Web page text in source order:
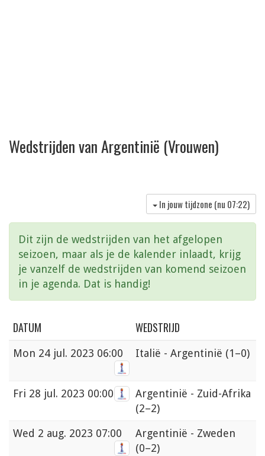
Wedstrijden van Argentinië (Vrouwen)
In jouw tijdzone (nu 07:22)
Dit zijn de wedstrijden van het afgelopen
seizoen, maar als je de kalender inlaadt, krijg
je vanzelf de wedstrijden van komend seizoen
in je agenda. Dat is handig!
DATUM WEDSTRIJD
Mon 24 jul. 2023 06:00 Italië - Argentinië (1–0)
Fri 28 jul. 2023 00:00
Argentinië - Zuid-Afrika
(2–2)
Wed 2 aug. 2023 07:00
Argentinië - Zweden
(0–2)